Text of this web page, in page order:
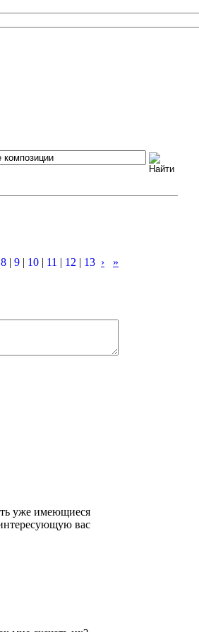
8 | 9 | 10 | 11 | 12 | 13 › »
уже имеющиеся
вас